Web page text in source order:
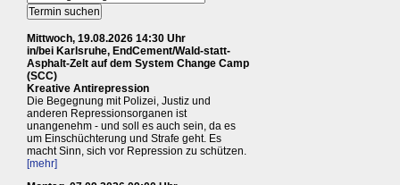
Mittwoch, 19.08.2026 14:30 Uhr
in/bei Karlsruhe, EndCement/Wald-statt-
Asphalt-Zelt auf dem System Change Camp
(SCC)
Kreative Antirepression
Die Begegnung mit Polizei, Justiz und
anderen Repressionsorganen ist
unangenehm - und soll es auch sein, da es
um Einschüchterung und Strafe geht. Es
macht Sinn, sich vor Repression zu schützen.
[mehr]